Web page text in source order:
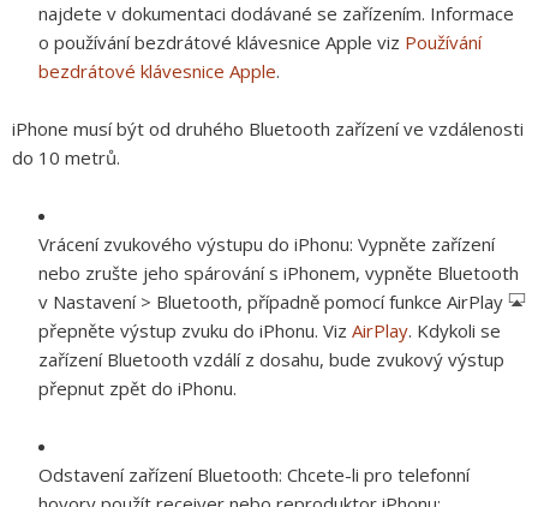
najdete v dokumentaci dodávané se zařízením. Informace
o používání bezdrátové klávesnice Apple viz Používání
bezdrátové klávesnice Apple.
iPhone musí být od druhého Bluetooth zařízení ve vzdálenosti
do 10 metrů.
Vrácení zvukového výstupu do iPhonu: Vypněte zařízení
nebo zrušte jeho spárování s iPhonem, vypněte Bluetooth
v Nastavení > Bluetooth, případně pomocí funkce AirPlay
přepněte výstup zvuku do iPhonu. Viz AirPlay. Kdykoli se
zařízení Bluetooth vzdálí z dosahu, bude zvukový výstup
přepnut zpět do iPhonu.
Odstavení zařízení Bluetooth: Chcete-li pro telefonní